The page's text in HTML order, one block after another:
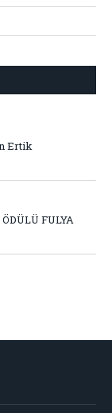
Ertik
FULYA